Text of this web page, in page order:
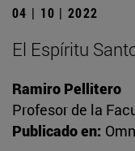
04 | 10 | 2022
El Espíritu
Ramiro Pellitero
Profesor de la
Publicado en: